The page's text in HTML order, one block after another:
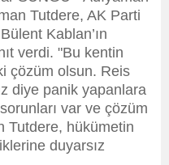
Tutdere, AK Parti
Kablan’ın
verdi. "Bu kentin
çözüm olsun. Reis
diye panik yapanlara
var ve çözüm
Tutdere, hükümetin
duyarsız